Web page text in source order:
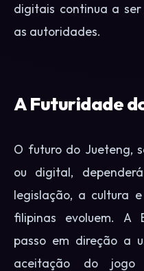
digitais continua a
as autoridades.
A Futuridade
O futuro do Jueteng,
ou digital,
legislação, a cultura
filipinas evoluem. A
passo em direção a
aceitação do